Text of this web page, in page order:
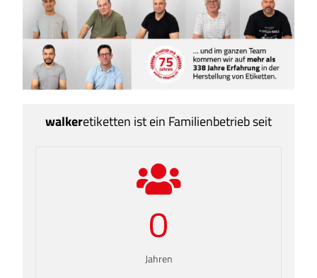
walkeretiketten ist ein Familienbetrieb seit
0
Jahren